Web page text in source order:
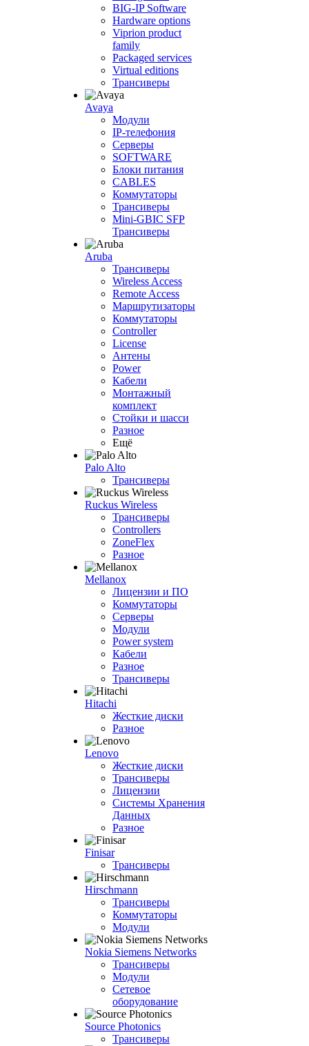
BIG-IP Software
Hardware options
Viprion product
family
Packaged services
Virtual editions
Трансиверы
Avaya
Модули
IP-телефония
Серверы
SOFTWARE
Блоки питания
CABLES
Коммутаторы
Трансиверы
Mini-GBIC SFP
Трансиверы
Aruba
Трансиверы
Wireless Access
Remote Access
Маршрутизаторы
Коммутаторы
Controller
License
Антены
Power
Кабели
Монтажный
комплект
Стойки и шасси
Разное
Ещё
Palo Alto
Трансиверы
Ruckus Wireless
Трансиверы
Controllers
ZoneFlex
Разное
Mellanox
Лицензии и ПО
Коммутаторы
Серверы
Модули
Power system
Кабели
Разное
Трансиверы
Hitachi
Жесткие диски
Разное
Lenovo
Жесткие диски
Трансиверы
Лицензии
Системы Хранения
Данных
Разное
Finisar
Трансиверы
Hirschmann
Трансиверы
Коммутаторы
Модули
Nokia Siemens Networks
Трансиверы
Модули
Сетевое
оборудование
Source Photonics
Трансиверы